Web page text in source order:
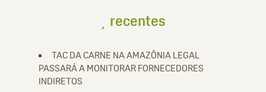
recentes
TAC DA CARNE NA AMAZÔNIA LEGAL
PASSARÁ A MONITORAR FORNECEDORES
INDIRETOS